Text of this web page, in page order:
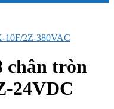
10F/2Z-380VAC
chân tròn
24VDC